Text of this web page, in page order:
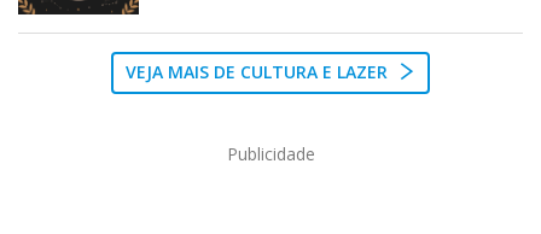
VEJA MAIS DE CULTURA E LAZER
Publicidade